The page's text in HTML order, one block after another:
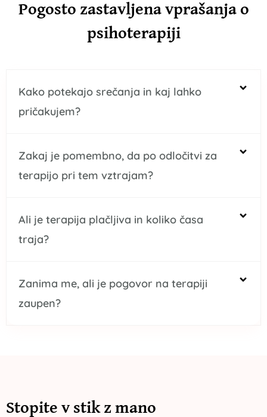
Pogosto zastavljena vprašanja o
psihoterapiji
Kako potekajo srečanja in kaj lahko
pričakujem?
Zakaj je pomembno, da po odločitvi za
terapijo pri tem vztrajam?
Ali je terapija plačljiva in koliko časa
traja?
Zanima me, ali je pogovor na terapiji
zaupen?
Stopite v stik z mano